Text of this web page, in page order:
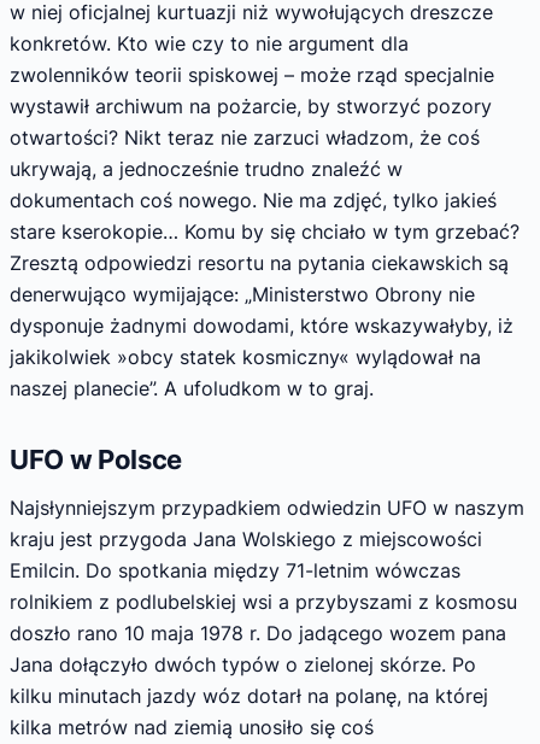
w niej oficjalnej kurtuazji niż wywołujących dreszcze
konkretów. Kto wie czy to nie argument dla
zwolenników teorii spiskowej – może rząd specjalnie
wystawił archiwum na pożarcie, by stworzyć pozory
otwartości? Nikt teraz nie zarzuci władzom, że coś
ukrywają, a jednocześnie trudno znaleźć w
dokumentach coś nowego. Nie ma zdjęć, tylko jakieś
stare kserokopie… Komu by się chciało w tym grzebać?
Zresztą odpowiedzi resortu na pytania ciekawskich są
denerwująco wymijające: „Ministerstwo Obrony nie
dysponuje żadnymi dowodami, które wskazywałyby, iż
jakikolwiek »obcy statek kosmiczny« wylądował na
naszej planecie”. A ufoludkom w to graj.
UFO w Polsce
Najsłynniejszym przypadkiem odwiedzin UFO w naszym
kraju jest przygoda Jana Wolskiego z miejscowości
Emilcin. Do spotkania między 71-letnim wówczas
rolnikiem z podlubelskiej wsi a przybyszami z kosmosu
doszło rano 10 maja 1978 r. Do jadącego wozem pana
Jana dołączyło dwóch typów o zielonej skórze. Po
kilku minutach jazdy wóz dotarł na polanę, na której
kilka metrów nad ziemią unosiło się coś